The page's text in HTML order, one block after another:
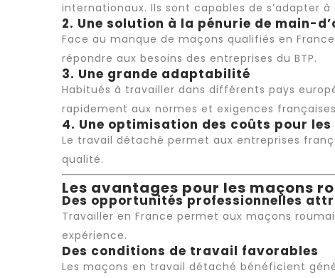
internationaux. Ils sont capables de s’adapter
2. Une solution à la pénurie de main-
Face au manque de maçons qualifiés en
répondre aux besoins des entreprises du BTP.
3. Une grande adaptabilité
Habitués à travailler dans différents pays
rapidement aux normes et exigences
4. Une optimisation des coûts pour
Le travail détaché permet aux entreprises
qualité.
Les avantages pour les maçons
Des opportunités professionnelles
Travailler en France permet aux maçons
expérience.
Des conditions de travail favorables
Les maçons en travail détaché bénéficient